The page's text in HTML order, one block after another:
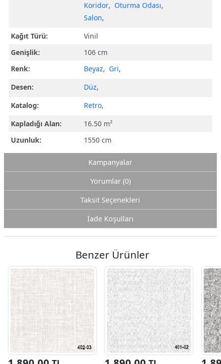
Koridor, Oturma Odası,
Salon,
Kağıt Türü:
Vinil
Genişlik:
106 cm
Renk:
Beyaz, Gri,
Desen:
Düz,
Katalog:
Retro,
Kapladığı Alan:
16.50 m²
Uzunluk:
1550 cm
Kampanyalar
Yorumlar (0)
Taksit Seçenekleri
İade Koşulları
Benzer Ürünler